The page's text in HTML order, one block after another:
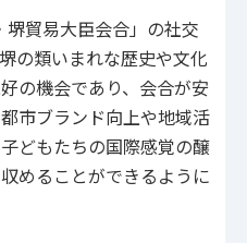
貿易大臣会合」の社交
の類いまれな歴史や文化
の機会であり、会合が安
市ブランド向上や地域活
どもたちの国際感覚の醸
めることができるように